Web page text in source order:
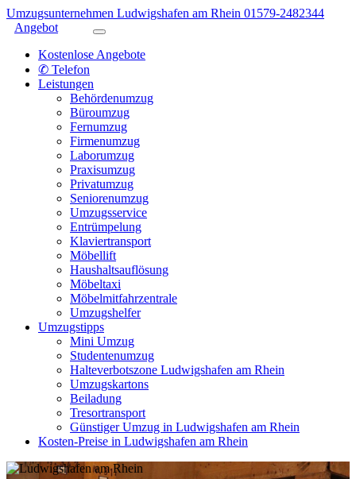
Umzugsunternehmen Ludwigshafen am Rhein 01579-2482344
Angebot
Kostenlose Angebote
✆ Telefon
Leistungen
Behördenumzug
Büroumzug
Fernumzug
Firmenumzug
Laborumzug
Praxisumzug
Privatumzug
Seniorenumzug
Umzugsservice
Entrümpelung
Klaviertransport
Möbellift
Haushaltsauflösung
Möbeltaxi
Möbelmitfahrzentrale
Umzugshelfer
Umzugstipps
Mini Umzug
Studentenumzug
Halteverbotszone Ludwigshafen am Rhein
Umzugskartons
Beiladung
Tresortransport
Günstiger Umzug in Ludwigshafen am Rhein
Kosten-Preise in Ludwigshafen am Rhein